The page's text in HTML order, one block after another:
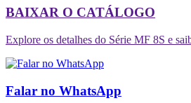
BAIXAR O CATÁLOGO
Explore os detalhes do Série MF 8S e
Falar no WhatsApp